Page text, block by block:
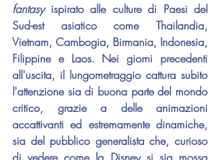
fantasy ispirato alle culture di Paesi del
Sud-est asiatico come Thailandia,
Vietnam, Cambogia, Birmania, Indonesia,
Filippine e Laos. Nei giorni precedenti
all'uscita, il lungometraggio cattura subito
l'attenzione sia di buona parte del mondo
critico, grazie a delle animazioni
accattivanti ed estremamente dinamiche,
sia del pubblico generalista che, curioso